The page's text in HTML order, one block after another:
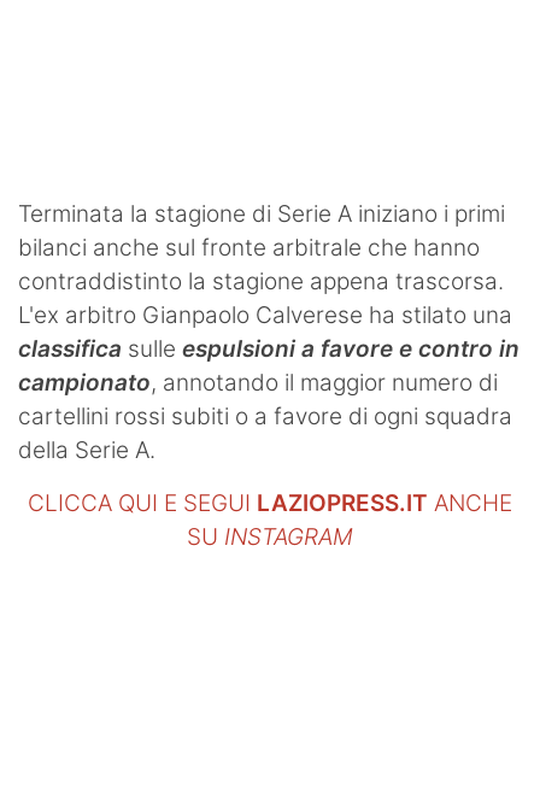
Terminata la stagione di Serie A iniziano i primi
bilanci anche sul fronte arbitrale che hanno
contraddistinto la stagione appena trascorsa.
L'ex arbitro Gianpaolo Calverese ha stilato una
classifica sulle espulsioni a favore e contro in
campionato, annotando il maggior numero di
cartellini rossi subiti o a favore di ogni squadra
della Serie A.
CLICCA QUI E SEGUI LAZIOPRESS.IT ANCHE
SU INSTAGRAM